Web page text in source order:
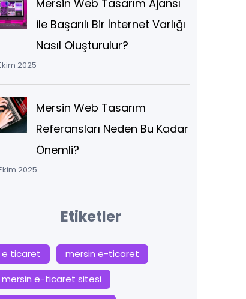
Mersin Web Tasarım Ajansı
ile Başarılı Bir İnternet Varlığı
Nasıl Oluşturulur?
2025
Mersin Web Tasarım
Referansları Neden Bu Kadar
Önemli?
2025
Etiketler
e ticaret
mersin e-ticaret
mersin e-ticaret sitesi